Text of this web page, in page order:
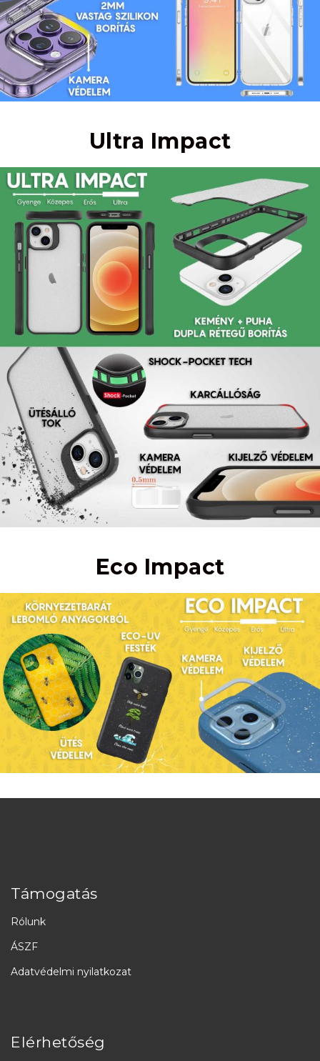
Ultra Impact
Eco Impact
Támogatás
Rólunk
ÁSZF
Adatvédelmi nyilatkozat
Elérhetőség